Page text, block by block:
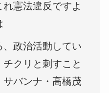
憲法違反ですよ
政治活動してい
クリと刺すこと
サバンナ・高橋茂